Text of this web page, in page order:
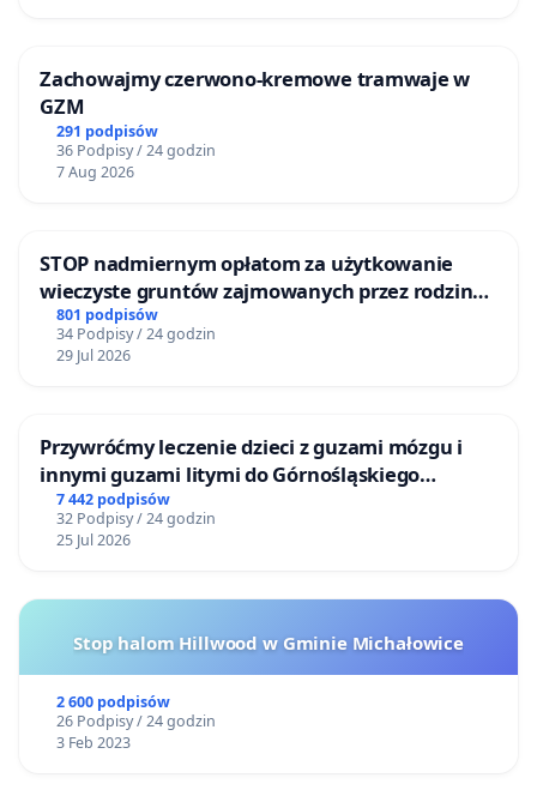
Zachowajmy czerwono-kremowe tramwaje w
GZM
291 podpisów
36 Podpisy / 24 godzin
7 Aug 2026
STOP nadmiernym opłatom za użytkowanie
wieczyste gruntów zajmowanych przez rodzinne
ogrody działkowe.
801 podpisów
34 Podpisy / 24 godzin
29 Jul 2026
Przywróćmy leczenie dzieci z guzami mózgu i
innymi guzami litymi do Górnośląskiego
Centrum Zdrowia Dziecka w Katowicach
7 442 podpisów
32 Podpisy / 24 godzin
25 Jul 2026
Stop halom Hillwood w Gminie Michałowice
2 600 podpisów
26 Podpisy / 24 godzin
3 Feb 2023